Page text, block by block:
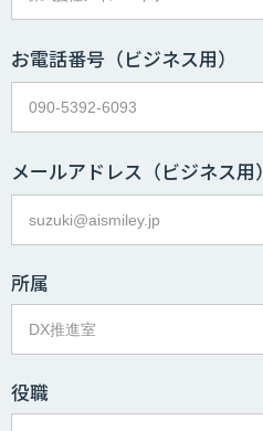
お電話番号 （ビジネス用）
メールアドレス （ビジネス用）
所属
役職